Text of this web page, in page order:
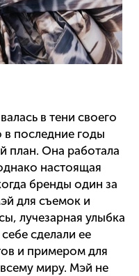
в тени своего
последние годы
план. Она работала
настоящая
бренды один за
для съемок и
лучезарная улыбка
сделали ее
и примером для
миру. Мэй не